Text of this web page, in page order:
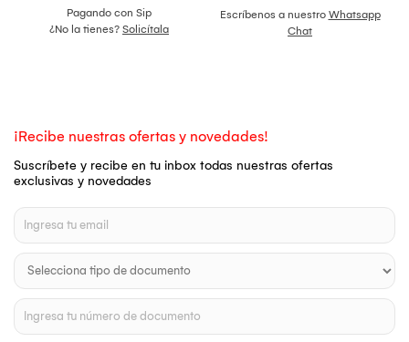
Pagando con Sip
¿No la tienes? Solicítala
Escríbenos a nuestro Whatsapp
Chat
¡Recibe nuestras ofertas y novedades!
Suscríbete y recibe en tu inbox todas nuestras ofertas
exclusivas y novedades